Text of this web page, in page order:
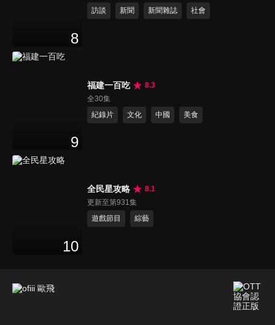
8
訪談
新聞 新聞雜誌 社會
9
福建一百吃
8.3
全30集
紀錄片
文化 中國 美食
10
全民星攻略
8.1
更新至第931集
遊戲節目
綜藝